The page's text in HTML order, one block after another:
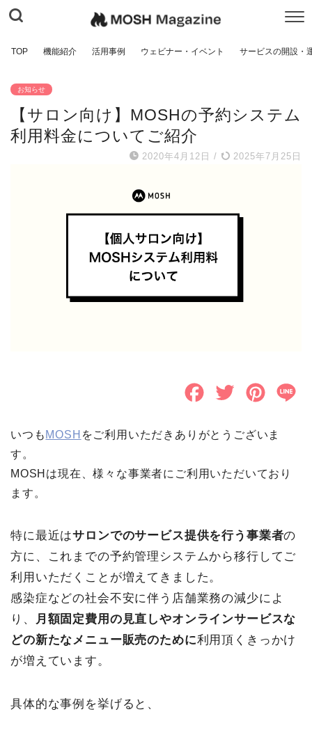
TOP 機能紹介 活用事例 ウェビナー・イベント サービスの開設・
お知らせ
【サロン向け】MOSHの予約システム
利用料金についてご紹介
2020年4月12日 / 2025年7月25日
c
e
o
i
r
n
t
e
t
いつも MOSH をご利用いただきありがとうございま
す。
MOSHは現在、様々な事業者にご利用いただいており
ます。
特に最近はサロンでのサービス提供を行う事業者の
方に、これまでの予約管理システムから移行してご
利用いただくことが増えてきました。
感染症などの社会不安に伴う店舗業務の減少によ
り、
月額固定費用の見直しやオンラインサービスな
どの新たなメニュー販売のために利用頂くきっかけ
が増えています。
具体的な事例を挙げると、